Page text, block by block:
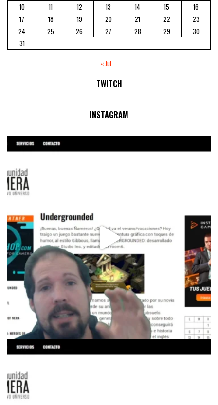
10
11 12 13 14 15
16
17
18 19 20 21 22
23
24
25 26 27 28 29
30
31
« Jul
TWITCH
No Streams Online!
INSTAGRAM